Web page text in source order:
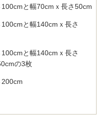
と幅70cmｘ長さ50cm
と幅140cmｘ長さ
と幅140cmｘ長さ
の3枚